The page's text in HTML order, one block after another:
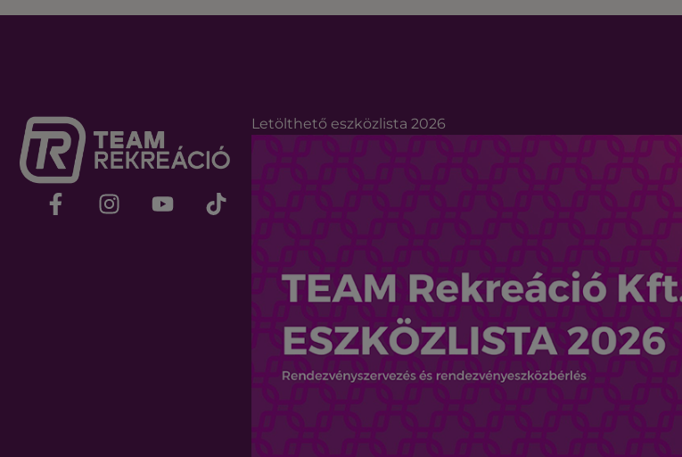
Letölthető eszközlista 2026